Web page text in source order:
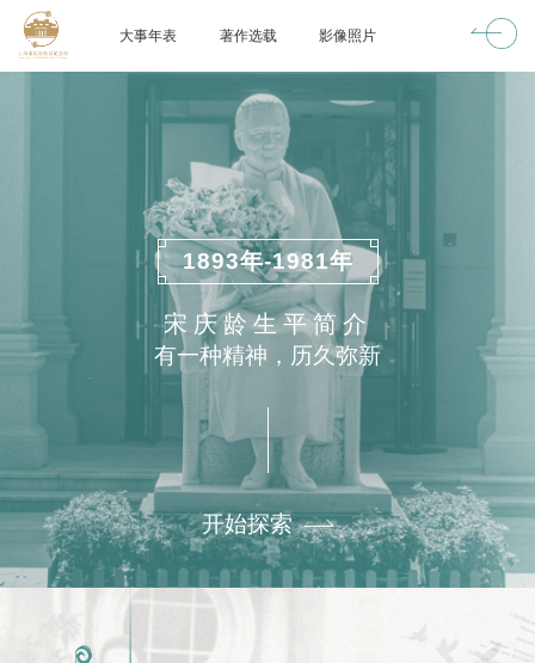
大事年表 著作选载 影像照片
1893年-1981年
宋庆龄生平简介
有一种精神，历久弥新
开始探索